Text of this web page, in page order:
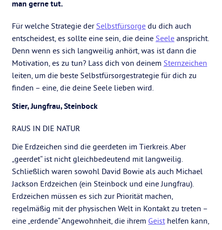
man gerne tut.
Für welche Strategie der Selbstfürsorge du dich auch
entscheidest, es sollte eine sein, die deine Seele anspricht.
Denn wenn es sich langweilig anhört, was ist dann die
Motivation, es zu tun? Lass dich von deinem Sternzeichen
leiten, um die beste Selbstfürsorgestrategie für dich zu
finden – eine, die deine Seele lieben wird.
Stier, Jungfrau, Steinbock
RAUS IN DIE NATUR
Die Erdzeichen sind die geerdeten im Tierkreis. Aber
„geerdet“ ist nicht gleichbedeutend mit langweilig.
Schließlich waren sowohl David Bowie als auch Michael
Jackson Erdzeichen (ein Steinbock und eine Jungfrau).
Erdzeichen müssen es sich zur Priorität machen,
regelmäßig mit der physischen Welt in Kontakt zu treten –
eine „erdende“ Angewohnheit, die ihrem Geist helfen kann,